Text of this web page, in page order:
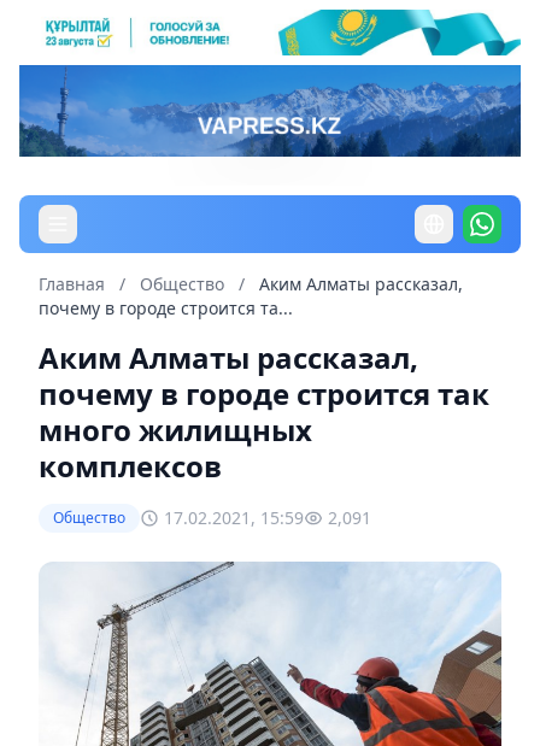
Главная / Общество /
Аким Алматы рассказал,
почему в городе строится та...
Аким Алматы рассказал,
почему в городе строится так
много жилищных
комплексов
Общество 17.02.2021, 15:59 2,091